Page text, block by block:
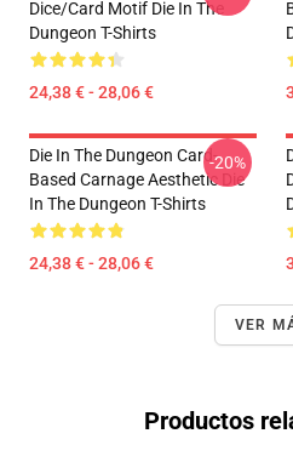
Dice/Card Motif Die In The
Dungeon T-Shirts
24,38 € - 28,06 €
Die In The Dungeon Card-
Based Carnage Aesthetic Die
In The Dungeon T-Shirts
24,38 € - 28,06 €
-20%
VER
Productos